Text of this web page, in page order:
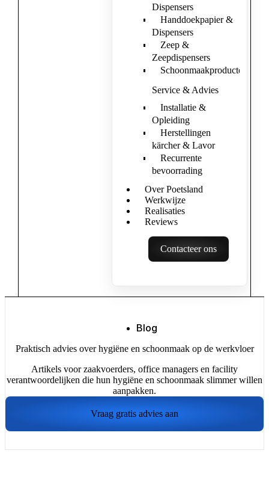
Dispensers
Handdoekpapier &
Dispensers
Zeep &
Zeepdispensers
Schoonmaakproducten
Service & Advies
Installatie &
Opleiding
Herstellingen
kärcher & Lavor
Recurrente
bevoorrading
Over Poetsland
Werkwijze
Realisaties
Reviews
Contacteer ons
Blog
Praktisch advies over hygiëne en schoonmaak op de werkvloer
Artikels voor zaakvoerders, office managers en facility
verantwoordelijken die hun hygiëne en schoonmaak slimmer willen
aanpakken.
Vraag gratis advies aan